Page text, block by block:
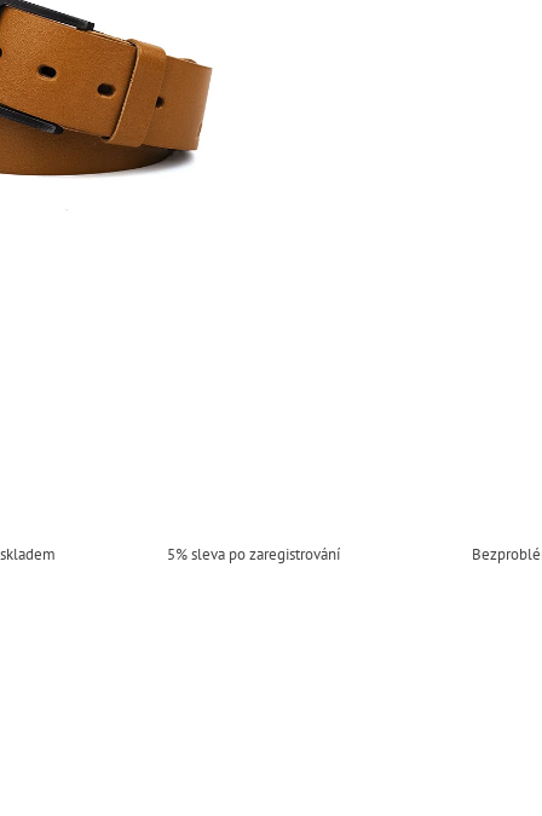
5% sleva po zaregistrování